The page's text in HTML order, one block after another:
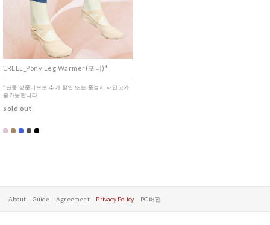
ERELL_Pony Leg Warmer(포니)*
*단종 상품이므로 추가 할인 또는 품절시 재입고가
불가능합니다.
sold out
About Guide Agreement Privacy Policy PC 버전